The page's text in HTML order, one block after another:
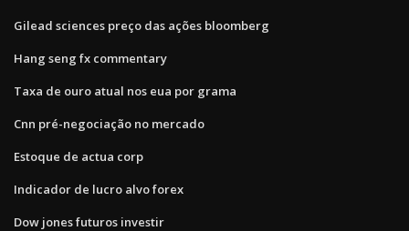
Gilead sciences preço das ações bloomberg
Hang seng fx commentary
Taxa de ouro atual nos eua por grama
Cnn pré-negociação no mercado
Estoque de actua corp
Indicador de lucro alvo forex
Dow jones futuros investir